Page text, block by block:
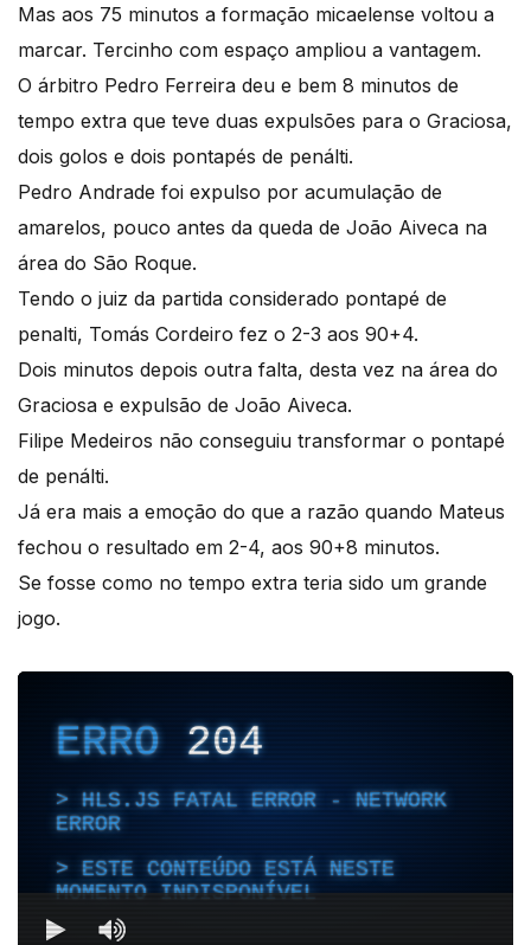
Mas aos 75 minutos a formação micaelense voltou a
marcar. Tercinho com espaço ampliou a vantagem.
O árbitro Pedro Ferreira deu e bem 8 minutos de
tempo extra que teve duas expulsões para o Graciosa,
dois golos e dois pontapés de penálti.
Pedro Andrade foi expulso por acumulação de
amarelos, pouco antes da queda de João Aiveca na
área do São Roque.
Tendo o juiz da partida considerado pontapé de
penalti, Tomás Cordeiro fez o 2-3 aos 90+4.
Dois minutos depois outra falta, desta vez na área do
Graciosa e expulsão de João Aiveca.
Filipe Medeiros não conseguiu transformar o pontapé
de penálti.
Já era mais a emoção do que a razão quando Mateus
fechou o resultado em 2-4, aos 90+8 minutos.
Se fosse como no tempo extra teria sido um grande
jogo.